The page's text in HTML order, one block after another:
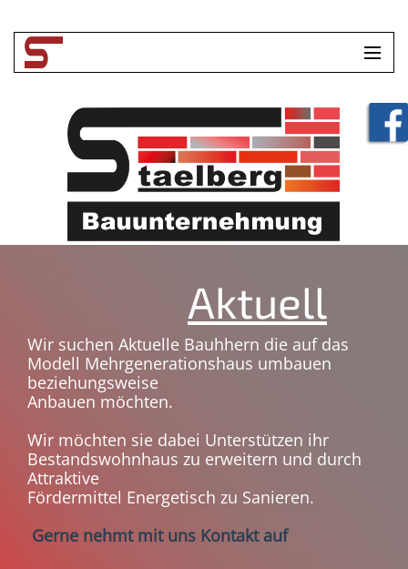
UNTERNEHMEN
LEISTUNGEN
TOOLBOX
Aktuell
Wir suchen Aktuelle Bauhhern die auf das
Modell Mehrgenerationshaus umbauen
beziehungsweise
Anbauen möchten.
Wir möchten sie dabei Unterstützen ihr
Bestandswohnhaus zu erweitern und durch
Attraktive
Fördermittel Energetisch zu Sanieren.
Gerne nehmt mit uns Kontakt auf